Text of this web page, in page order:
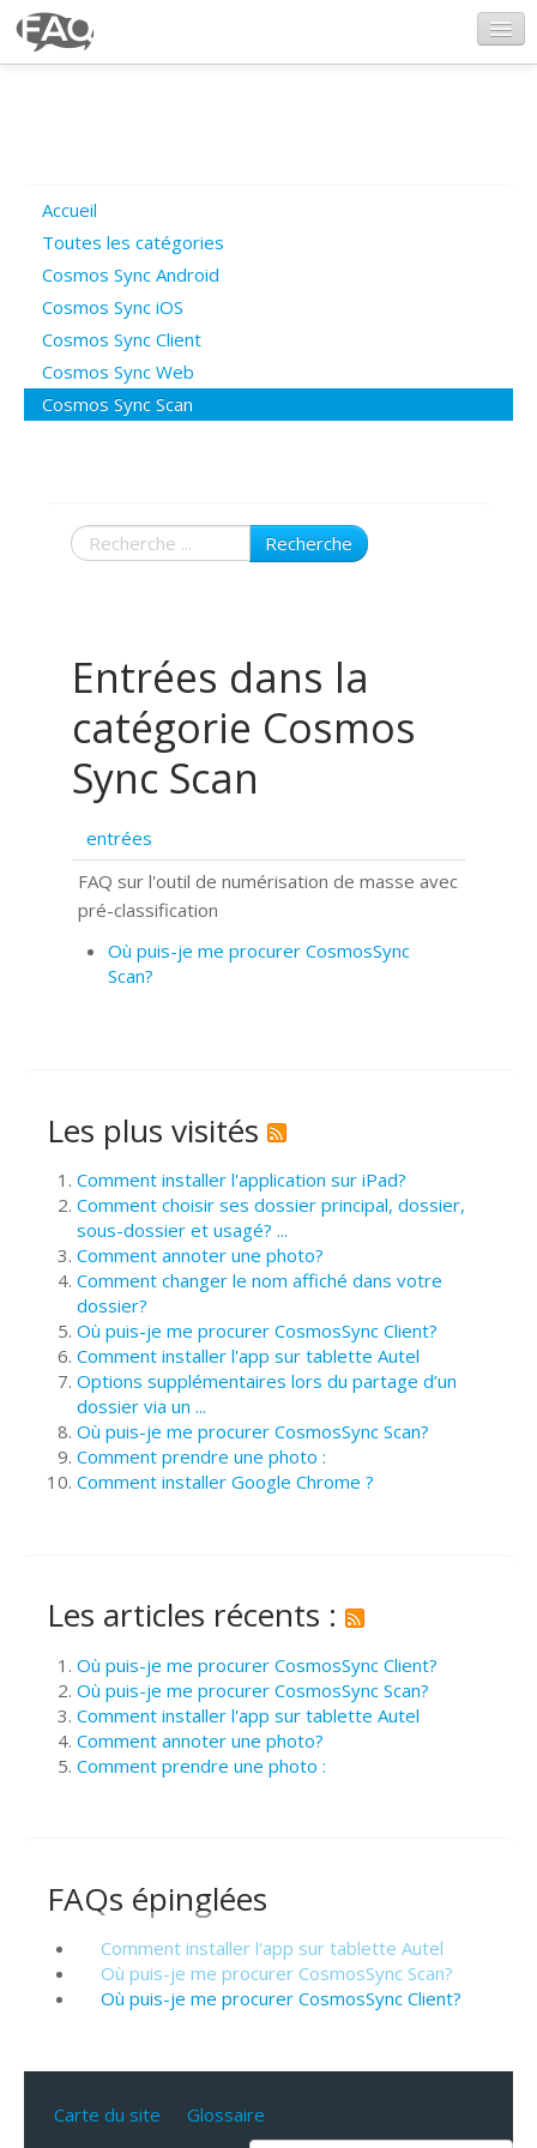
Poser une question
Questions ouvertes
Connexion
Accueil
Toutes les catégories
Cosmos Sync Android
Cosmos Sync iOS
Cosmos Sync Client
Cosmos Sync Web
Cosmos Sync Scan
Recherche
Entrées dans la
catégorie Cosmos
Sync Scan
entrées
FAQ sur l'outil de numérisation de masse avec
pré-classification
Où puis-je me procurer CosmosSync
Scan?
Les plus visités
Comment installer l'application sur iPad?
Comment choisir ses dossier principal, dossier,
sous-dossier et usagé? ...
Comment annoter une photo?
Comment changer le nom affiché dans votre
dossier?
Où puis-je me procurer CosmosSync Client?
Comment installer l'app sur tablette Autel
Options supplémentaires lors du partage d’un
dossier via un ...
Où puis-je me procurer CosmosSync Scan?
Comment prendre une photo :
Comment installer Google Chrome ?
Les articles récents :
Où puis-je me procurer CosmosSync Client?
Où puis-je me procurer CosmosSync Scan?
Comment installer l'app sur tablette Autel
Comment annoter une photo?
Comment prendre une photo :
FAQs épinglées
Comment installer l'app sur tablette Autel
Où puis-je me procurer CosmosSync Scan?
Où puis-je me procurer CosmosSync Client?
Carte du site Glossaire